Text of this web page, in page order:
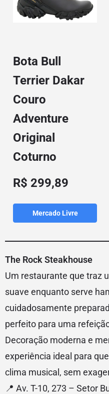
Bota Bull
Terrier Dakar
Couro
Adventure
Original
Coturno
R$ 299,89
Mercado Livre
The Rock Steakhouse
Um restaurante que traz
suave enquanto serve
cuidadosamente
perfeito para uma
Decoração moderna e
experiência ideal para
clima musical, sem
📍 Av. T-10, 273 – Setor